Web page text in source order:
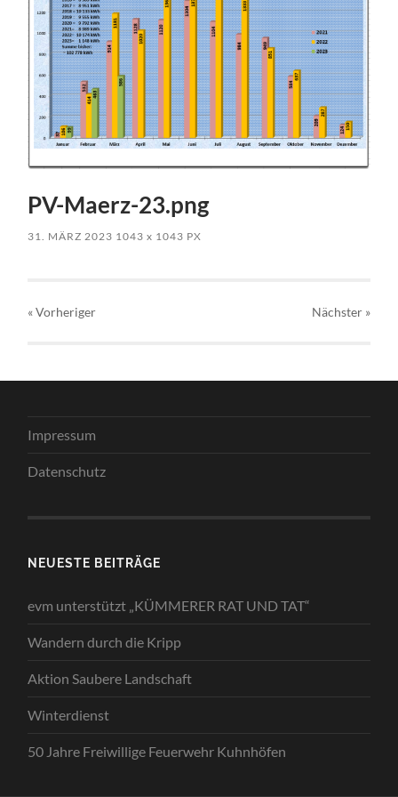
PV-Maerz-23.png
31. MÄRZ 2023 1043x 1043 PX
« Vorheriger Nächster »
Impressum
Datenschutz
NEUESTE BEITRÄGE
evm unterstützt „KÜMMERER RAT UND TAT“
Wandern durch die Kripp
Aktion Saubere Landschaft
Winterdienst
50 Jahre Freiwillige Feuerwehr Kuhnhöfen